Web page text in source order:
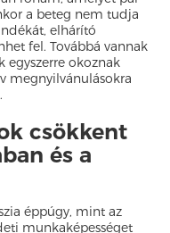
a beteg nem tudja
elhárító
fel. Továbbá vannak
egyszerre okoznak
megnyilvánulásokra
csökkent
és a
éppúgy, mint az
munkaképességet